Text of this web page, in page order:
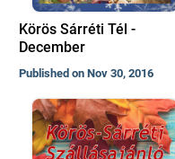
Körös Sárréti Tél -
December
Published on Nov 30, 2016